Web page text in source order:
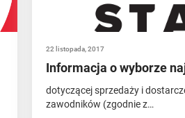
22 listopada, 2017
Informacja o wyborze
dotyczącej sprzedaży i
zawodników (zgodnie z…